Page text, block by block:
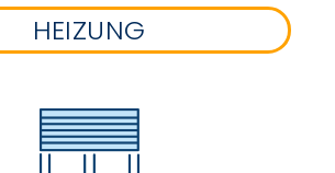
HEIZUNG